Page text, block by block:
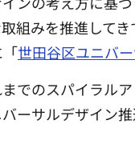
組みを推進して
世田谷区ユニバ
でのスパイラル
ーサルデザイン